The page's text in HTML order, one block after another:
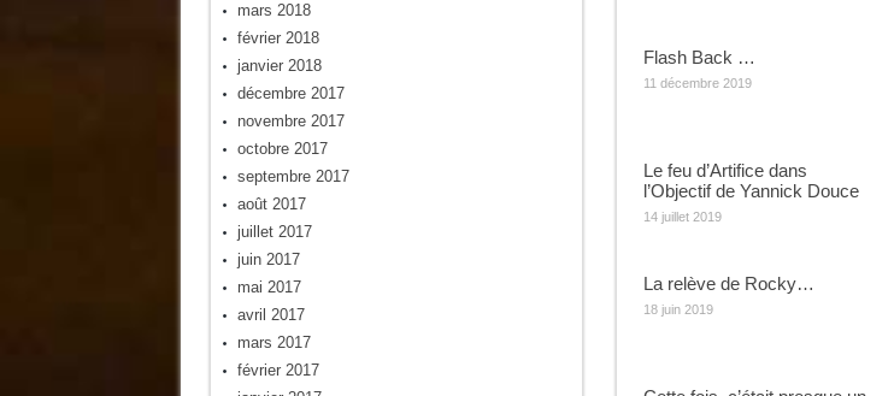
Flash Back …
11 décembre 2019
Le feu d’Artifice dans
l’Objectif de Yannick Douce
14 juillet 2019
La relève de Rocky…
18 juin 2019
mars 2018
février 2018
janvier 2018
décembre 2017
novembre 2017
octobre 2017
septembre 2017
août 2017
juillet 2017
juin 2017
mai 2017
avril 2017
mars 2017
février 2017